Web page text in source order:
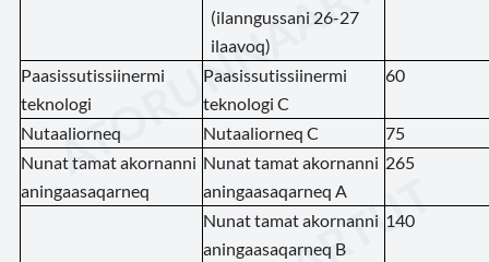
(ilanngussani 26-27
ilaavoq)
Paasissutissiinermi
teknologi
Paasissutissiinermi
teknologi C
60
Nutaaliorneq Nutaaliorneq C
75
Nunat tamat akornanni
aningaasaqarneq
Nunat tamat akornanni
aningaasaqarneq A
265
Nunat tamat akornanni
aningaasaqarneq B
140